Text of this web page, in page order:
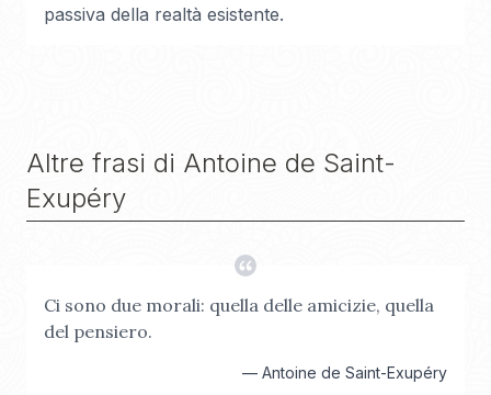
passiva della realtà esistente.
Altre frasi di Antoine de Saint-
Exupéry
Ci sono due morali: quella delle amicizie, quella
del pensiero.
— Antoine de Saint-Exupéry